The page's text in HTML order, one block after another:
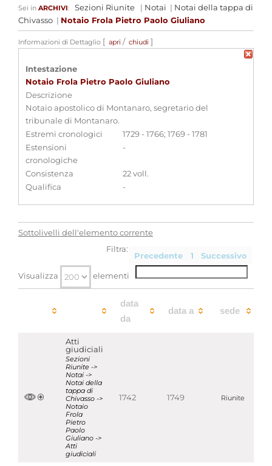
Sei in ARCHIVI: Sezioni Riunite | Notai | Notai della tappa di
Chivasso | Notaio Frola Pietro Paolo Giuliano
Informazioni di Dettaglio [ apri / chiudi ]
Intestazione
Notaio Frola Pietro Paolo Giuliano
Descrizione
Notaio apostolico di Montanaro, segretario del
tribunale di Montanaro.
Estremi cronologici
1729 - 1766; 1769 - 1781
Estensioni
cronologiche
-
Consistenza
22 voll.
Qualifica
-
Sottolivelli dell'elemento corrente
Precedente 1 Successivo
Visualizza elementi
Filtra:
data
da
data a sede
Atti
giudiciali
Sezioni
Riunite ->
Notai ->
Notai della
tappa di
Chivasso ->
Notaio
Frola
Pietro
Paolo
Giuliano ->
Atti
giudiciali
1742 1749 Riunite